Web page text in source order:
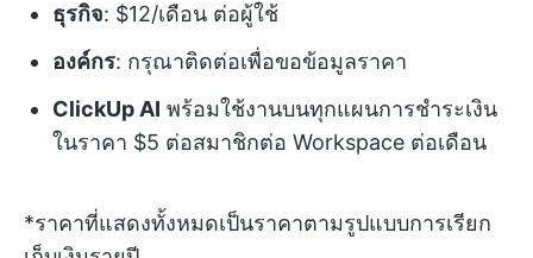
ธุรกิจ: $12/เดือน ต่อผู้ใช้
องค์กร: กรุณาติดต่อเพื่อขอข้อมูลราคา
ClickUp AI พร้อมใช้งานบนทุกแผนการชำระเงิน
ในราคา $5 ต่อสมาชิกต่อ Workspace ต่อเดือน
*ราคาที่แสดงทั้งหมดเป็นราคาตามรูปแบบการเรียก